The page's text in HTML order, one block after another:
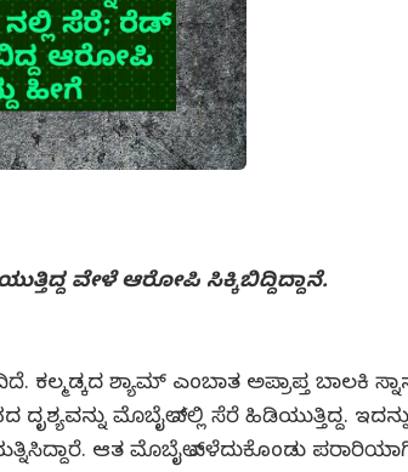
ವೇಳೆ ಆರೋಪಿ ಸಿಕ್ಕಿಬಿದ್ದಿದ್ದಾನೆ.
ಕಲ್ಮಡ್ಕದ ಶ್ಯಾಮ್ ಎಂಬಾತ ಅಪ್ರಾಪ್ತ ಬಾಲಕಿ
ಮೊಬೈಲ್ ನಲ್ಲಿ ಸೆರೆ ಹಿಡಿಯುತ್ತಿದ್ದ.
ಆತ ಮೊಬೈಲ್ ಎಳೆದುಕೊಂಡು